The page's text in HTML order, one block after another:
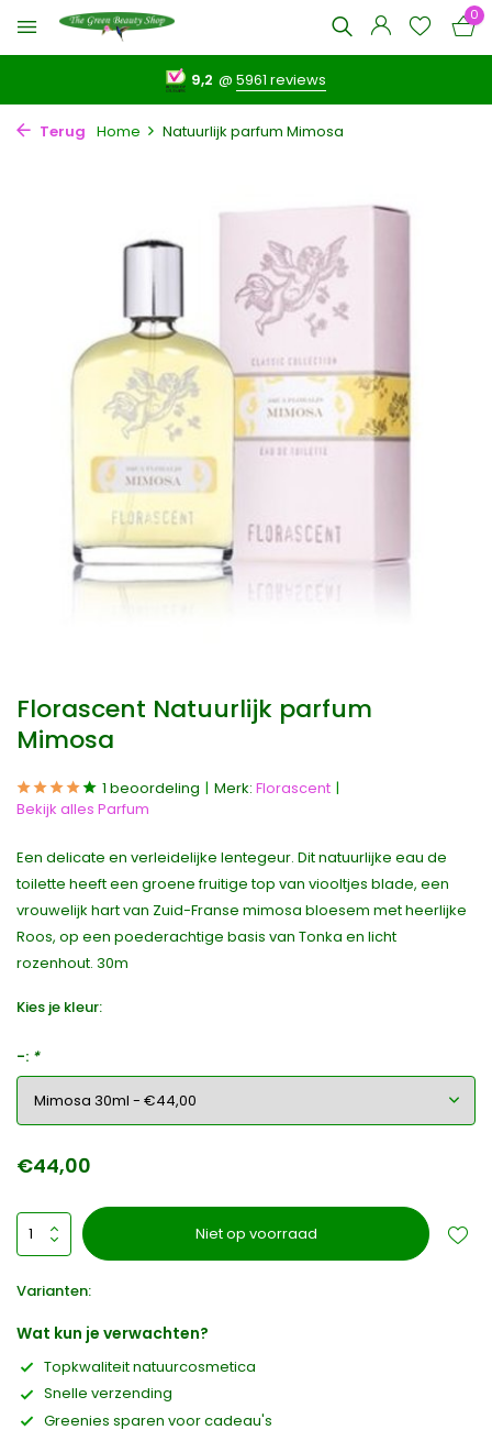
0
9,2 @5961 reviews
Terug Home Natuurlijk parfum Mimosa
Florascent Natuurlijk parfum
Mimosa
1 beoordeling Merk: Florascent
Bekijk alles Parfum
Een delicate en verleidelijke lentegeur. Dit natuurlijke eau de
toilette heeft een groene fruitige top van viooltjes blade, een
vrouwelijk hart van Zuid-Franse mimosa bloesem met heerlijke
Roos, op een poederachtige basis van Tonka en licht
rozenhout. 30m
Kies je kleur:
-: *
€44,00
Niet op voorraad
Varianten:
Wat kun je verwachten?
Topkwaliteit natuurcosmetica
Snelle verzending
Greenies sparen voor cadeau's